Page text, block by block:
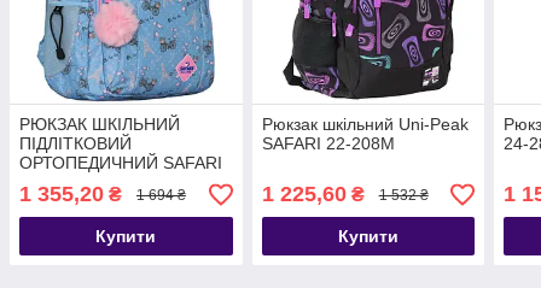
РЮКЗАК ШКІЛЬНИЙ
ПІДЛІТКОВИЙ
ОРТОПЕДИЧНИЙ SAFARI
24-181L-1
1 355,20 ₴ 1 694 ₴
Купити
Рюкзак шкільний Uni-Peak
SAFARI 22-208M
1 225,60₴ 1 532 ₴
Купити
24-
1